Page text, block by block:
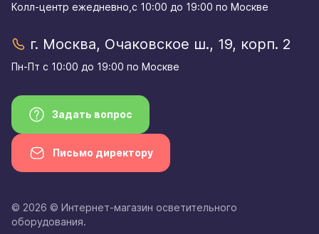
Колл-центр eжедневно,с 10:00 до 19:00 по Москве
г. Москва, Очаковское ш., 19, корп. 2
Пн-Пт с 10:00 до 19:00 по Москве
Задать вопрос
Письмо директору
© 2026 © Интернет-магазин осветительного
оборудования.